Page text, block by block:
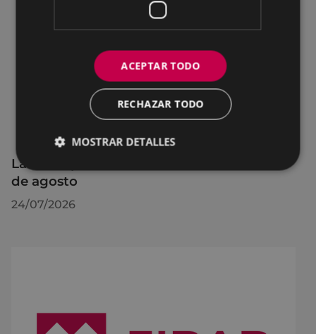
La OMIC permanecerá cerrada hasta el 24
de agosto
24/07/2026
ACEPTAR TODO
RECHAZAR TODO
MOSTRAR DETALLES